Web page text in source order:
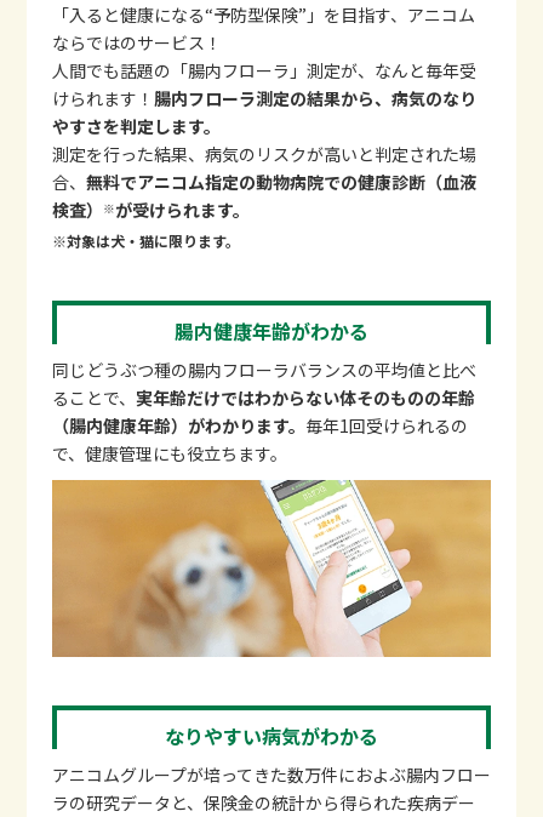
「入ると健康になる“予防型保険”」を目指す、アニコム
ならではのサービス！
人間でも話題の「腸内フローラ」測定が、なんと毎年受
けられます！ 腸内フローラ測定の結果から、病気のなり
やすさを判定します。
測定を行った結果、病気のリスクが高いと判定された場
合、 無料でアニコム指定の動物病院での健康診断（血液
検査）
※が受けられます。
※対象は犬・猫に限ります。
腸内健康年齢がわかる
同じどうぶつ種の腸内フローラバランスの平均値と比べ
ることで、 実年齢だけではわからない体そのものの年齢
（腸内健康年齢）がわかります。 毎年1回受けられるの
で、健康管理にも役立ちます。
なりやすい病気がわかる
アニコムグループが培ってきた数万件におよぶ腸内フロー
ラの研究データと、保険金の統計から得られた疾病デー